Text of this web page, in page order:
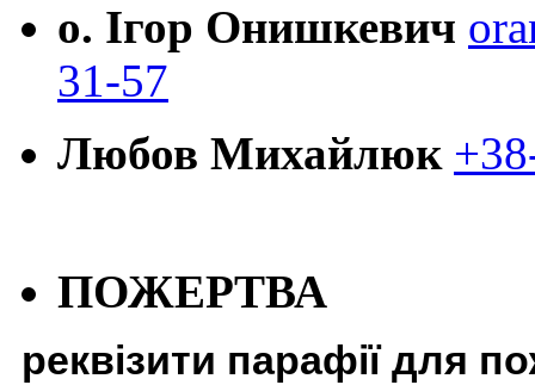
о. Ігор Онишкевич
31-57
Любов Михайлюк
ПОЖЕРТВА
реквізити парафії для